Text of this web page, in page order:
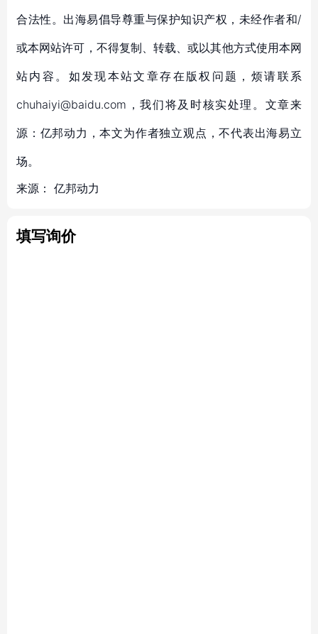
合法性。出海易倡导尊重与保护知识产权，未经作者和/
或本网站许可，不得复制、转载、或以其他方式使用本网
站内容。如发现本站文章存在版权问题，烦请联系
chuhaiyi@baidu.com，我们将及时核实处理。文章来
源：亿邦动力，本文为作者独立观点，不代表出海易立
场。
来源： 亿邦动力
填写询价